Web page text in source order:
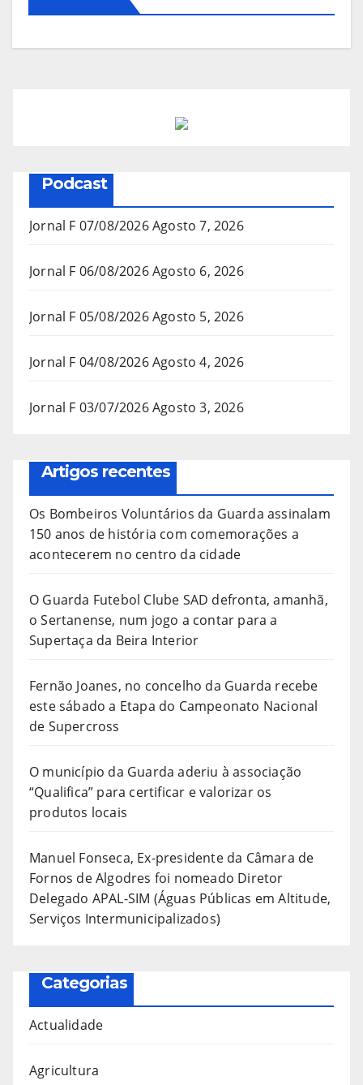
Podcast
Jornal F 07/08/2026Agosto 7, 2026
Jornal F 06/08/2026Agosto 6, 2026
Jornal F 05/08/2026Agosto 5, 2026
Jornal F 04/08/2026Agosto 4, 2026
Jornal F 03/07/2026Agosto 3, 2026
Artigos recentes
Os Bombeiros Voluntários da Guarda assinalam
150 anos de história com comemorações a
acontecerem no centro da cidade
O Guarda Futebol Clube SAD defronta, amanhã,
o Sertanense, num jogo a contar para a
Supertaça da Beira Interior
Fernão Joanes, no concelho da Guarda recebe
este sábado a Etapa do Campeonato Nacional
de Supercross
O município da Guarda aderiu à associação
“Qualifica” para certificar e valorizar os
produtos locais
Manuel Fonseca, Ex-presidente da Câmara de
Fornos de Algodres foi nomeado Diretor
Delegado APAL-SIM (Águas Públicas em Altitude,
Serviços Intermunicipalizados)
Categorias
Actualidade
Agricultura